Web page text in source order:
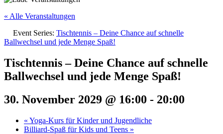
« Alle Veranstaltungen
Event Series: Tischtennis – Deine Chance auf schnelle
Ballwechsel und jede Menge Spaß!
Tischtennis – Deine Chance auf schnelle
Ballwechsel und jede Menge Spaß!
30. November 2029 @ 16:00 - 20:00
« Yoga-Kurs für Kinder und Jugendliche
Billiard-Spaß für Kids und Teens »